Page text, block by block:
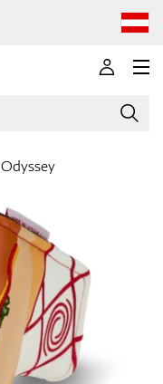
Odyssey